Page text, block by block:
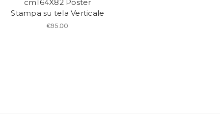
cm164X82 Poster
Stampa su tela Verticale
€95.00